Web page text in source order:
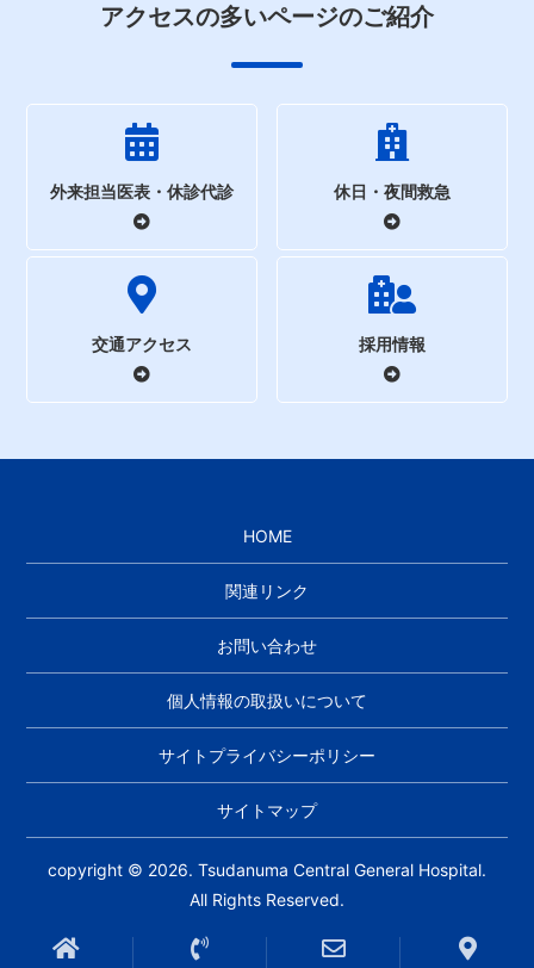
アクセスの多いページのご紹介
外来担当医表・休診代診 休日・夜間救急
交通アクセス 採用情報
HOME
関連リンク
お問い合わせ
個人情報の取扱いについて
サイトプライバシーポリシー
サイトマップ
copyright © 2026. Tsudanuma Central General Hospital.
All Rights Reserved.